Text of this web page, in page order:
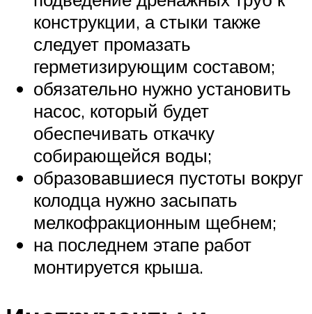
конструкции, а стыки также
следует промазать
герметизирующим составом;
обязательно нужно установить
насос, который будет
обеспечивать откачку
собирающейся воды;
образовавшиеся пустоты вокруг
колодца нужно засыпать
мелкофракционным щебнем;
на последнем этапе работ
монтируется крыша.